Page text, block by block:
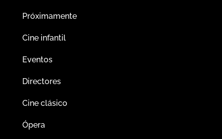
Próximamente
Cine infantil
Eventos
Directores
Cine clásico
Ópera